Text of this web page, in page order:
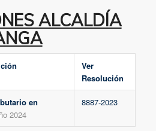
ALCALDÍA
Ver
Resolución
en
2024
8887-2023